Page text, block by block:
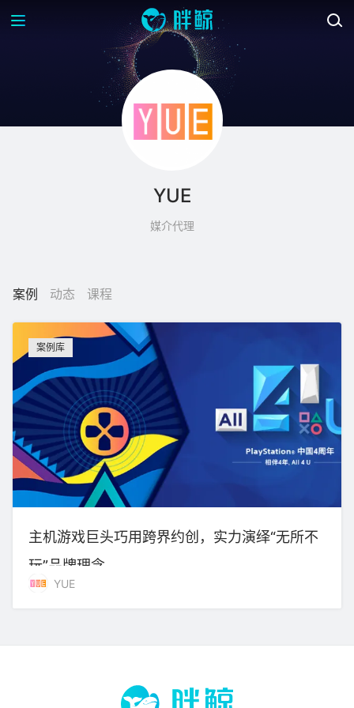
YUE
媒介代理
案例 动态 课程
案例库
主机游戏巨头巧用跨界约创，实力演绎“无所不
玩”品牌理念
YUE